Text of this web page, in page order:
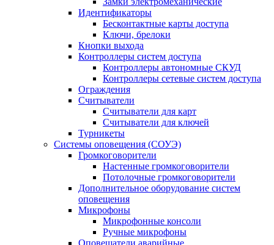
Идентификаторы
Бесконтактные карты доступа
Ключи, брелоки
Кнопки выхода
Контроллеры систем доступа
Контроллеры автономные СКУД
Контроллеры сетевые систем доступа
Ограждения
Считыватели
Считыватели для карт
Считыватели для ключей
Турникеты
Системы оповещения (СОУЭ)
Громкоговорители
Настенные громкоговорители
Потолочные громкоговорители
Дополнительное оборудование систем
оповещения
Микрофоны
Микрофонные консоли
Ручные микрофоны
Оповещатели аварийные